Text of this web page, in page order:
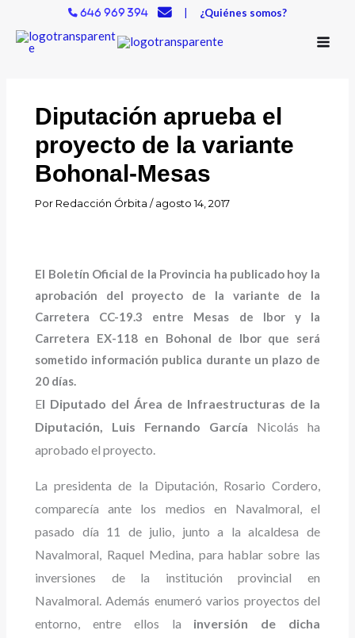
contenido
646 969 394 | ¿Quiénes somos?
Diputación aprueba el
proyecto de la variante
Bohonal-Mesas
Por Redacción Órbita/agosto 14, 2017
El Boletín Oficial de la Provincia ha publicado hoy la
aprobación del proyecto de la variante de la
Carretera CC-19.3 entre Mesas de Ibor y la
Carretera EX-118 en Bohonal de Ibor que será
sometido información publica durante un plazo de
20 días.
El Diputado del Área de Infraestructuras de la
Diputación, Luis Fernando García Nicolás ha
aprobado el proyecto.
La presidenta de la Diputación, Rosario Cordero,
comparecía ante los medios en Navalmoral, el
pasado día 11 de julio, junto a la alcaldesa de
Navalmoral, Raquel Medina, para hablar sobre las
inversiones de la institución provincial en
Navalmoral. Además enumeró varios proyectos del
entorno, entre ellos la inversión de dicha